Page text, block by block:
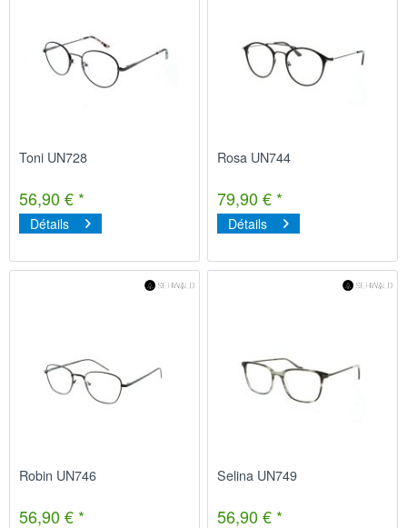
Toni UN728
56,90 € *
Détails
Rosa UN744
79,90 € *
Détails
Robin UN746
56,90 € *
Selina UN749
56,90 € *